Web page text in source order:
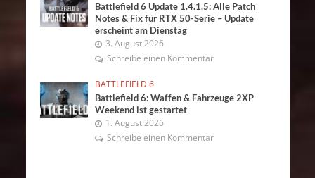
Battlefield 6 Update 1.4.1.5: Alle Patch
Notes & Fix für RTX 50-Serie – Update
erscheint am Dienstag
3. August 2026
Schreibe einen Kommentar
BATTLEFIELD 6
Battlefield 6: Waffen & Fahrzeuge 2XP
Weekend ist gestartet
1. August 2026
Schreibe einen Kommentar